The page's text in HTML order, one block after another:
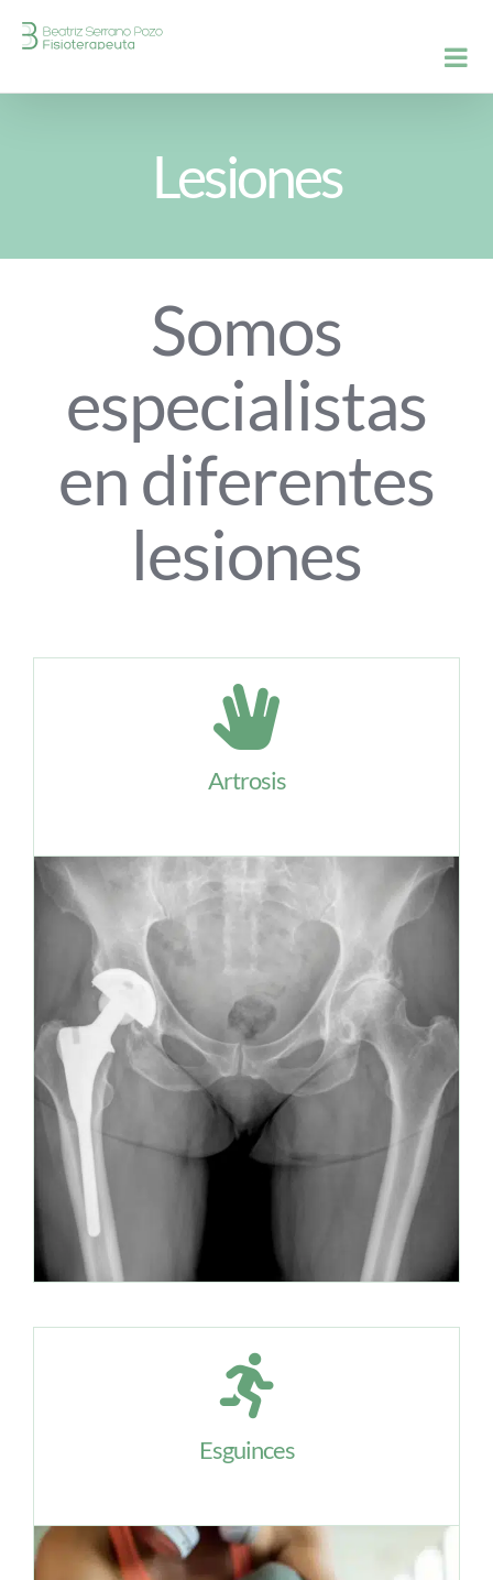
Saltar
contenido
Lesiones
Somos
especialistas
en diferentes
lesiones
Artrosis
Esguinces